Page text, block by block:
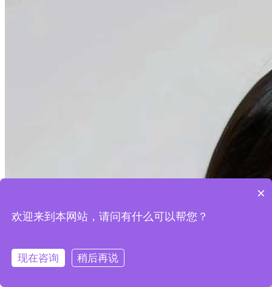
×
欢迎来到本网站，请问有什么可以帮您？
现在咨询 稍后再说